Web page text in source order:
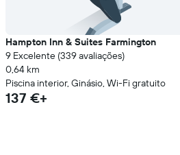
Hampton Inn & Suites Farmington
9 Excelente (339 avaliações)
0,64 km
Piscina interior, Ginásio, Wi-Fi gratuito
137 €+